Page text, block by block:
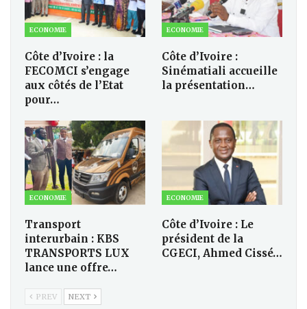
ECONOMIE
Côte d’Ivoire : la
FECOMCI s’engage
aux côtés de l’Etat
pour…
ECONOMIE
Côte d’Ivoire :
Sinématiali accueille
la présentation…
ECONOMIE
Transport
interurbain : KBS
TRANSPORTS LUX
lance une offre…
ECONOMIE
Côte d’Ivoire : Le
président de la
CGECI, Ahmed Cissé…
PREV NEXT